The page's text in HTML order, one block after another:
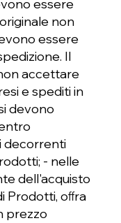
essere
non
essere
Il
accettare
e spediti in
devono
decorrenti
- nelle
dell'acquisto
Prodotti, oﬀra
prezzo